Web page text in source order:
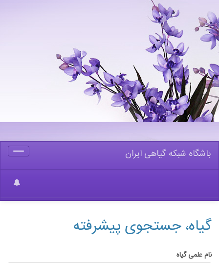
باشگاه شبکه گیاهی ایران
گیاه، جستجوی پیشرفته
نام علمی گیاه